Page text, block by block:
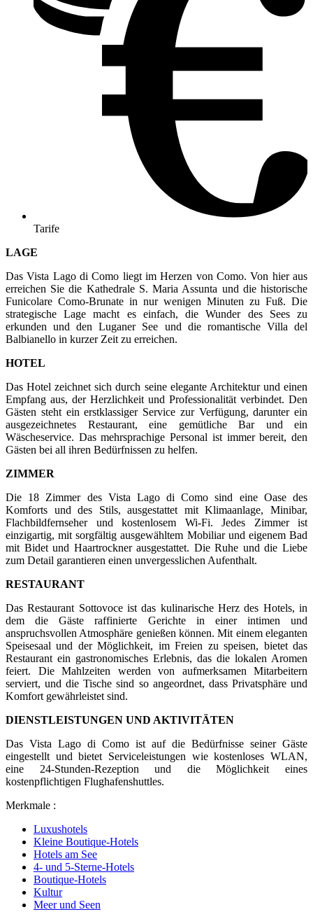
Tarife
LAGE
Das Vista Lago di Como liegt im Herzen von Como. Von hier aus
erreichen Sie die Kathedrale S. Maria Assunta und die historische
Funicolare Como-Brunate in nur wenigen Minuten zu Fuß. Die
strategische Lage macht es einfach, die Wunder des Sees zu
erkunden und den Luganer See und die romantische Villa del
Balbianello in kurzer Zeit zu erreichen.
HOTEL
Das Hotel zeichnet sich durch seine elegante Architektur und einen
Empfang aus, der Herzlichkeit und Professionalität verbindet. Den
Gästen steht ein erstklassiger Service zur Verfügung, darunter ein
ausgezeichnetes Restaurant, eine gemütliche Bar und ein
Wäscheservice. Das mehrsprachige Personal ist immer bereit, den
Gästen bei all ihren Bedürfnissen zu helfen.
ZIMMER
Die 18 Zimmer des Vista Lago di Como sind eine Oase des
Komforts und des Stils, ausgestattet mit Klimaanlage, Minibar,
Flachbildfernseher und kostenlosem Wi-Fi. Jedes Zimmer ist
einzigartig, mit sorgfältig ausgewähltem Mobiliar und eigenem Bad
mit Bidet und Haartrockner ausgestattet. Die Ruhe und die Liebe
zum Detail garantieren einen unvergesslichen Aufenthalt.
RESTAURANT
Das Restaurant Sottovoce ist das kulinarische Herz des Hotels, in
dem die Gäste raffinierte Gerichte in einer intimen und
anspruchsvollen Atmosphäre genießen können. Mit einem eleganten
Speisesaal und der Möglichkeit, im Freien zu speisen, bietet das
Restaurant ein gastronomisches Erlebnis, das die lokalen Aromen
feiert. Die Mahlzeiten werden von aufmerksamen Mitarbeitern
serviert, und die Tische sind so angeordnet, dass Privatsphäre und
Komfort gewährleistet sind.
DIENSTLEISTUNGEN UND AKTIVITÄTEN
Das Vista Lago di Como ist auf die Bedürfnisse seiner Gäste
eingestellt und bietet Serviceleistungen wie kostenloses WLAN,
eine 24-Stunden-Rezeption und die Möglichkeit eines
kostenpflichtigen Flughafenshuttles.
Merkmale :
Luxushotels
Kleine Boutique-Hotels
Hotels am See
4- und 5-Sterne-Hotels
Boutique-Hotels
Kultur
Meer und Seen